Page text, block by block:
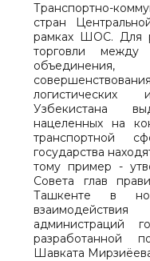
Транспортно-
стран
рамках ШОС. Для
торговли между
логистических
Узбекистана
нацеленных на
транспортной
государства
тому пример -
Совета глав
Ташкенте в
администраций
разработанной
Шавката